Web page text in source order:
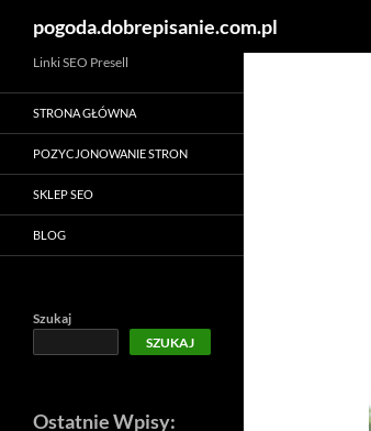
pogoda.dobrepisanie.com.pl
Linki SEO Presell
STRONA GŁÓWNA
POZYCJONOWANIE STRON
SKLEP SEO
BLOG
Szukaj
SZUKAJ
Ostatnie Wpisy: